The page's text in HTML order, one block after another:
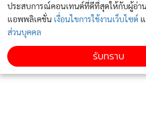
ข่าวอื่นในหมวด
ประสบการณ์คอนเทนต์ที่ดีที่สุดให้กับผู้อ่า
แอพพลิเคชั่น เงื่อนไขการใช้งานเว็บไซต์
ส่วนบุคคล
รับทราบ